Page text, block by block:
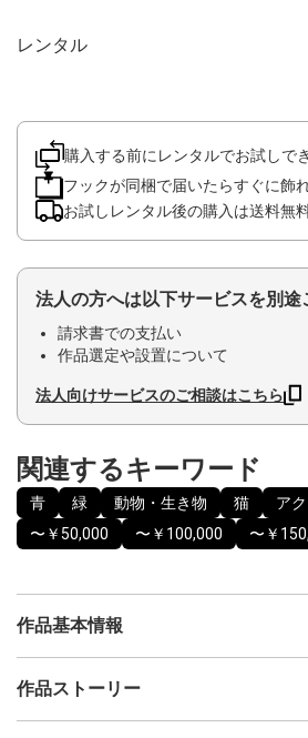
レンタル
購入する前にレンタルでお試しで
フックが同梱で届いたらすぐに飾
お試しレンタル後の購入は送料無
法人の方へは以下サービスを別
請求書での支払い
作品選定や設置について
法人向けサービスのご相談はこちら
関連するキーワード
青 緑 動物・生き物 猫 ア
〜￥50,000
〜￥100,000 〜￥
作品基本情報
出品者
作品ストーリー